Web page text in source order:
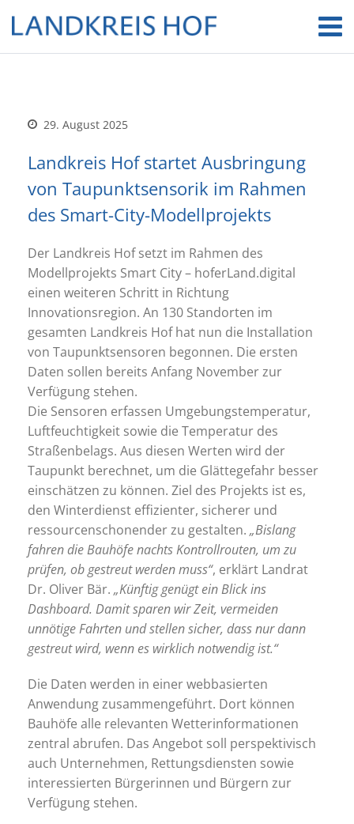
29. August 2025
Landkreis Hof startet Ausbringung
von Taupunktsensorik im Rahmen
des Smart-City-Modellprojekts
Der Landkreis Hof setzt im Rahmen des
Modellprojekts Smart City – hoferLand.digital
einen weiteren Schritt in Richtung
Innovationsregion. An 130 Standorten im
gesamten Landkreis Hof hat nun die Installation
von Taupunktsensoren begonnen. Die ersten
Daten sollen bereits Anfang November zur
Verfügung stehen.
Die Sensoren erfassen Umgebungstemperatur,
Luftfeuchtigkeit sowie die Temperatur des
Straßenbelags. Aus diesen Werten wird der
Taupunkt berechnet, um die Glättegefahr besser
einschätzen zu können. Ziel des Projekts ist es,
den Winterdienst effizienter, sicherer und
ressourcenschonender zu gestalten. „Bislang
fahren die Bauhöfe nachts Kontrollrouten, um zu
prüfen, ob gestreut werden muss“, erklärt Landrat
Dr. Oliver Bär. „Künftig genügt ein Blick ins
Dashboard. Damit sparen wir Zeit, vermeiden
unnötige Fahrten und stellen sicher, dass nur dann
gestreut wird, wenn es wirklich notwendig ist.“
Die Daten werden in einer webbasierten
Anwendung zusammengeführt. Dort können
Bauhöfe alle relevanten Wetterinformationen
zentral abrufen. Das Angebot soll perspektivisch
auch Unternehmen, Rettungsdiensten sowie
interessierten Bürgerinnen und Bürgern zur
Verfügung stehen.